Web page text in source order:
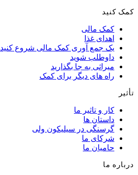
کمک کنید
کمک مالی
اهدای غذا
یک جمع آوری کمک مالی شروع کنید
داوطلب شوید
میراثی به جا بگذارید
راه های دیگر برای کمک
تأثیر
کار و تاثیر ما
داستان ها
گرسنگی در سیلیکون ولی
شرکای ما
حامیان ما
درباره ما